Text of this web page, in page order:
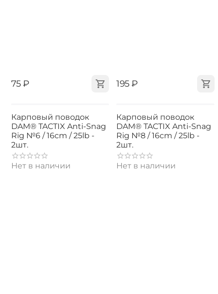
‍75‍₽ ‍195‍₽
Карповый поводок
DAM® TACTIX Anti-Snag
Rig №6 / 16cm / 25lb -
2шт.
Нет в наличии
Карповый поводок
DAM® TACTIX Anti-Snag
Rig №8 / 16cm / 25lb -
2шт.
Нет в наличии